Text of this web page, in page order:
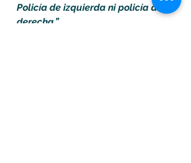
Policía de izquierda ni policía de
derecha.”